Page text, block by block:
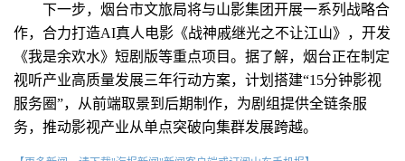
下一步，烟台市文旅局将与山影集团开展一系列战略合
作，合力打造AI真人电影《战神戚继光之不让江山》，开发
《我是余欢水》短剧版等重点项目。据了解，烟台正在制定
视听产业高质量发展三年行动方案，计划搭建“15分钟影视
服务圈”，从前端取景到后期制作，为剧组提供全链条服
务，推动影视产业从单点突破向集群发展跨越。